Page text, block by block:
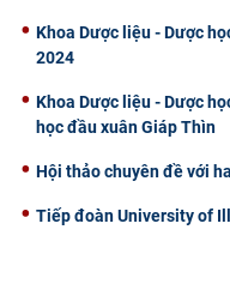
Khoa Dược liệu - Dược
2024
Khoa Dược liệu - Dược
học đầu xuân Giáp Thìn
Hội thảo chuyên đề với
Tiếp đoàn University of